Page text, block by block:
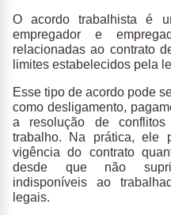
Oacordo trabalhista é
empregador e
relacionadas ao contrato
limites estabelecidos pela
Esse tipo de acordo pode
como desligamento,
a resolução de
trabalho. Na prática, ele
vigência do contrato
desde que não
indisponíveis ao
legais.